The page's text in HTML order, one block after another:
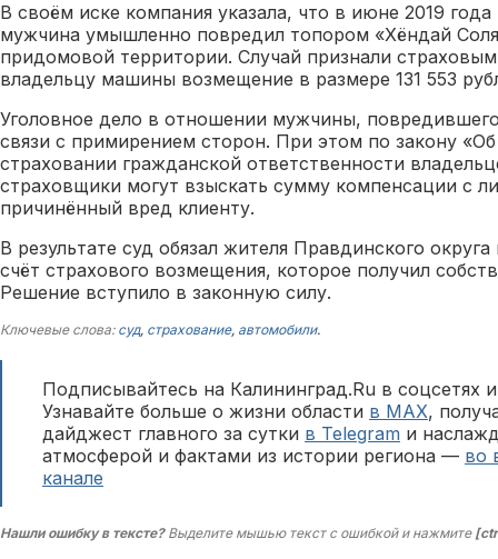
В своём иске компания указала, что в июне 2019
мужчина умышленно повредил топором «Хёндай
придомовой территории. Случай признали
владельцу машины возмещение в размере 131 553
Уголовное дело в отношении мужчины,
связи с примирением сторон. При этом по закону «Об
страховании гражданской ответственности
страховщики могут взыскать сумму компенсации с
причинённый вред клиенту.
В результате суд обязал жителя Правдинского округа
счёт страхового возмещения, которое получил
Решение вступило в законную силу.
Ключевые слова: суд, страхование, автомобили.
Подписывайтесь на Калининград.Ru в соцсетях
Узнавайте больше о жизни области в MAX,
дайджест главного за сутки в Telegram и
атмосферой и фактами из истории региона — во
канале
Нашли ошибку в тексте?Выделите мышью текст с ошибкой и нажмите